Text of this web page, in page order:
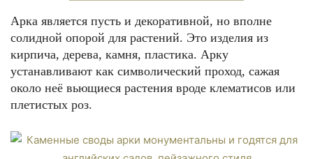
Арка является пусть и декоративной, но вполне
солидной опорой для растений. Это изделия из
кирпича, дерева, камня, пластика. Арку
устанавливают как символический проход, сажая
около неё вьющиеся растения вроде клематисов или
плетистых роз.